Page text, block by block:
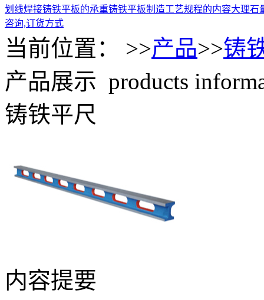
划线焊接铸铁平板的承重铸铁平板制造工艺规程的内容大理石
咨询,订货方式
当前位置： >>产品>>铸
产品展示 products
铸铁平尺
内容提要